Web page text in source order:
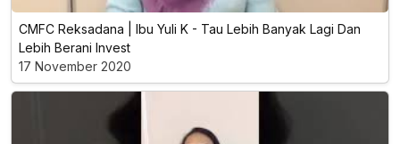
CMFC Reksadana | Ibu Yuli K - Tau Lebih Banyak Lagi Dan
Lebih Berani Invest
17 November 2020